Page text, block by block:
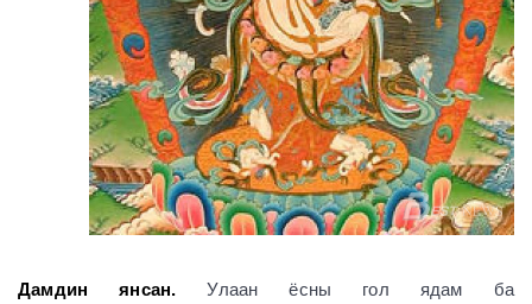
Дамдин янсан.Улаан ёсны гол ядам ба